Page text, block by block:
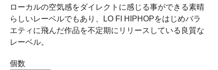
ローカルの空気感をダイレクトに感じる事ができる素晴
らしいレーベルでもあり、LO FI HIPHOPをはじめバラ
エティに飛んだ作品を不定期にリリースしている良質な
レーベル。
個数